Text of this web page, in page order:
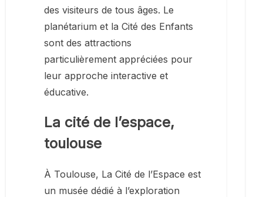
des visiteurs de tous âges. Le
planétarium et la Cité des Enfants
sont des attractions
particulièrement appréciées pour
leur approche interactive et
éducative.
La cité de l’espace,
toulouse
À Toulouse, La Cité de l’Espace est
un musée dédié à l’exploration